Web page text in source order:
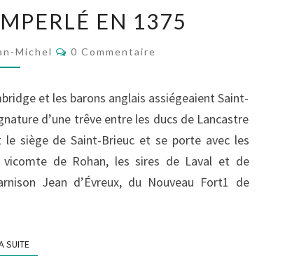
SIÈGE
DE
QUIMPERLÉ
1375
EN 1375
Michel Commentaires
0 Commentaire
et les barons anglais assiégeaient Saint-
d’une trêve entre les ducs de Lancastre
siège de Saint-Brieuc et se porte avec les
vicomte de Rohan, les sires de Laval et de
Jean d’Évreux, du Nouveau Fort1 de
SUITELIRE LA SUITE